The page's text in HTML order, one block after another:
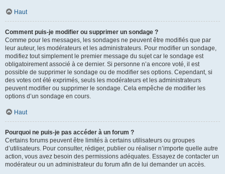
Haut
Comment puis-je modifier ou supprimer un sondage ?
Comme pour les messages, les sondages ne peuvent être modifiés que par
leur auteur, les modérateurs et les administrateurs. Pour modifier un sondage,
modifiez tout simplement le premier message du sujet car le sondage est
obligatoirement associé à ce dernier. Si personne n’a encore voté, il est
possible de supprimer le sondage ou de modifier ses options. Cependant, si
des votes ont été exprimés, seuls les modérateurs et les administrateurs
peuvent modifier ou supprimer le sondage. Cela empêche de modifier les
options d’un sondage en cours.
Haut
Pourquoi ne puis-je pas accéder à un forum ?
Certains forums peuvent être limités à certains utilisateurs ou groupes
d’utilisateurs. Pour consulter, rédiger, publier ou réaliser n’importe quelle autre
action, vous avez besoin des permissions adéquates. Essayez de contacter un
modérateur ou un administrateur du forum afin de lui demander un accès.